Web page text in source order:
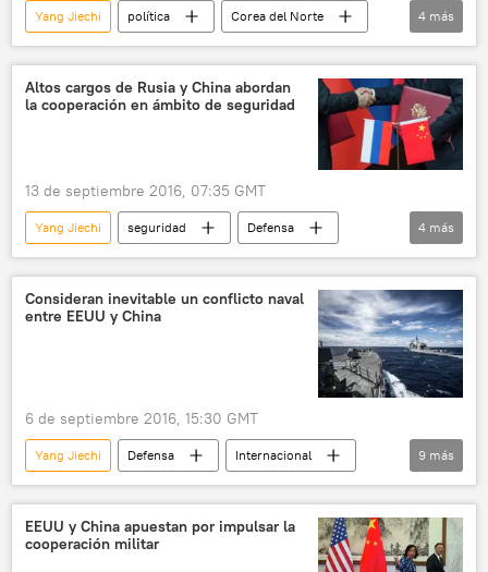
Yang Jiechi política
Corea del Norte
EEUU
China
Rex Tillerson
noticias
4 más
Altos cargos de Rusia y China abordan
la cooperación en ámbito de seguridad
13 de septiembre 2016, 07:35 GMT
Yang Jiechi seguridad
Defensa
China
Nikolái Pátrushev
Rusia
noticias
4 más
Consideran inevitable un conflicto naval
entre EEUU y China
6 de septiembre 2016, 15:30 GMT
Yang Jiechi Defensa
Internacional
América del Norte
China
Seth Cropsey
Xi Jinping
Barack Obama
Rusia
9 más
EEUU y China apuestan por impulsar la
cooperación militar